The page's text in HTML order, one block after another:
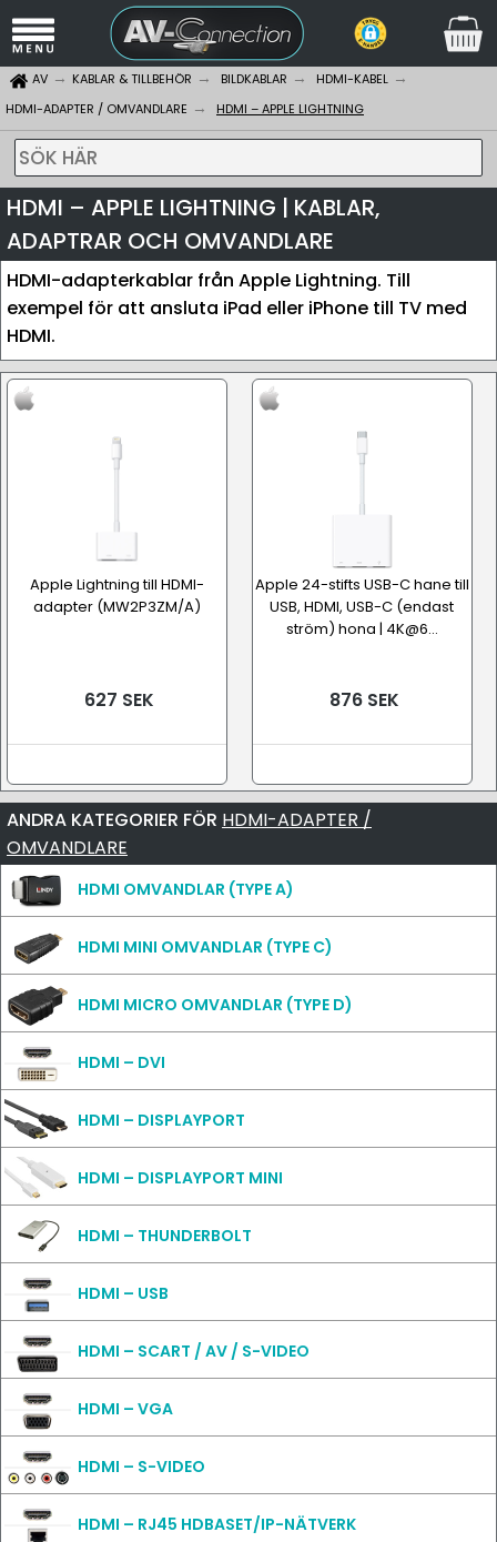
AV KABLAR & TILLBEHÖR BILDKABLAR
HDMI-KABEL
HDMI-ADAPTER / OMVANDLARE
HDMI – APPLE LIGHTNING
SÖK HÄR
HDMI – APPLE LIGHTNING | KABLAR,
ADAPTRAR OCH OMVANDLARE
HDMI-adapterkablar från Apple Lightning. Till
exempel för att ansluta iPad eller iPhone till TV med
HDMI.
Apple Lightning till HDMI-
adapter (MW2P3ZM/A)
627 SEK
Apple 24-stifts USB-C hane till
USB, HDMI, USB-C (endast
ström) hona | 4K@6...
876 SEK
ANDRA KATEGORIER FÖR HDMI-ADAPTER /
OMVANDLARE
HDMI OMVANDLAR (TYPE A)
HDMI MINI OMVANDLAR (TYPE C)
HDMI MICRO OMVANDLAR (TYPE D)
HDMI – DVI
HDMI – DISPLAYPORT
HDMI – DISPLAYPORT MINI
HDMI – THUNDERBOLT
HDMI – USB
HDMI – SCART / AV / S-VIDEO
HDMI – VGA
HDMI – S-VIDEO
HDMI – RJ45 HDBASET/IP-NÄTVERK